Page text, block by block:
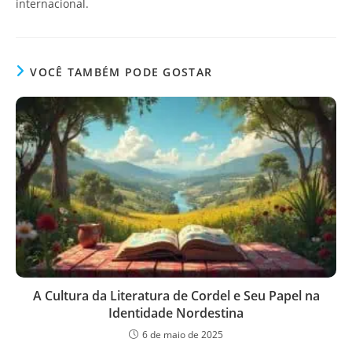
internacional.
VOCÊ TAMBÉM PODE GOSTAR
A Cultura da Literatura de Cordel e Seu Papel na
Identidade Nordestina
6 de maio de 2025